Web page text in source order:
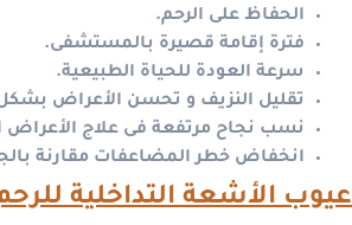
الحفاظ على الرحم.
فترة إقامة قصيرة بالمستشفى.
سرعة العودة للحياة الطبيعية.
تقليل النزيف و تحسن الأعراض
نسب نجاح مرتفعة فى علاج الأعراض
انخفاض خطر المضاعفات مقارنة
عيوب الأشعة التداخلية